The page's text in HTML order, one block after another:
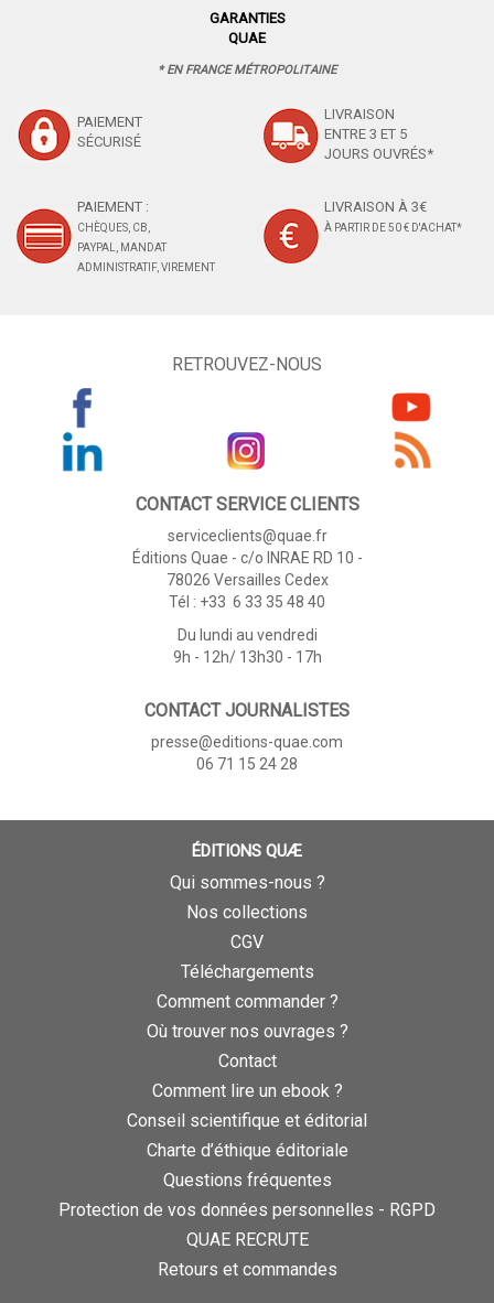
GARANTIES
QUAE
* EN FRANCE MÉTROPOLITAINE
PAIEMENT
SÉCURISÉ
LIVRAISON
ENTRE 3 ET 5
JOURS OUVRÉS*
PAIEMENT :
CHÈQUES, CB,
PAYPAL, MANDAT
ADMINISTRATIF, VIREMENT
LIVRAISON À 3€
À PARTIR DE 50 € D'ACHAT*
RETROUVEZ-NOUS
CONTACT SERVICE CLIENTS
serviceclients@quae.fr
Éditions Quae - c/o INRAE RD 10 -
78026 Versailles Cedex
Tél : +33 6 33 35 48 40
Du lundi au vendredi
9h - 12h/ 13h30 - 17h
CONTACT JOURNALISTES
presse@editions-quae.com
06 71 15 24 28
ÉDITIONS QUÆ
Qui sommes-nous ?
Nos collections
CGV
Téléchargements
Comment commander ?
Où trouver nos ouvrages ?
Contact
Comment lire un ebook ?
Conseil scientifique et éditorial
Charte d’éthique éditoriale
Questions fréquentes
Protection de vos données personnelles - RGPD
QUAE RECRUTE
Retours et commandes